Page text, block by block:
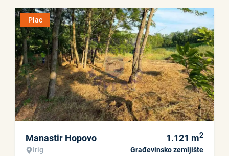
Plac
Manastir Hopovo
Irig
1.121 m2
Građevinsko zemljište